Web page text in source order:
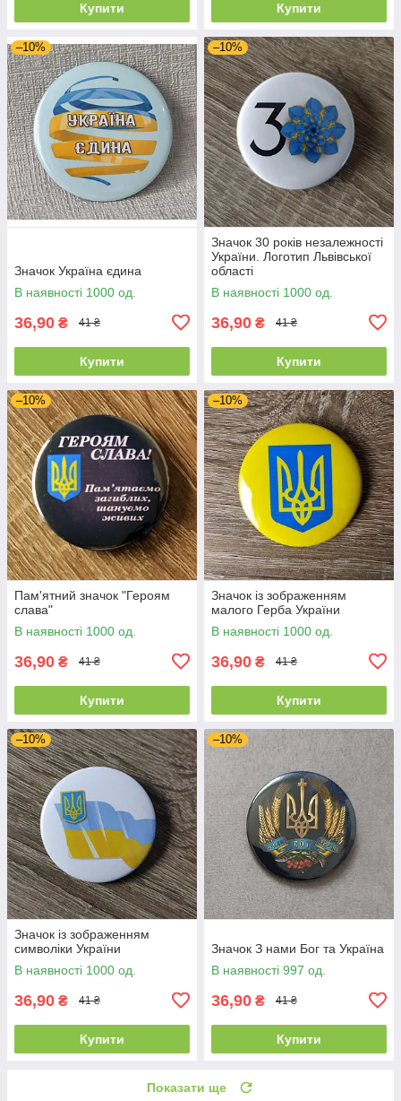
Купити Купити
–10%
Значок Україна єдина
В наявності 1000 од.
36,90 ₴ 41 ₴
Купити
–10%
Значок 30 років незалежності
України. Логотип Львівської
області
В наявності 1000 од.
36,90 ₴ 41 ₴
Купити
–10%
Пам'ятний значок "Героям
слава"
В наявності 1000 од.
36,90 ₴ 41 ₴
Купити
–10%
Значок із зображенням
малого Герба України
В наявності 1000 од.
36,90 ₴ 41 ₴
Купити
–10%
Значок із зображенням
символіки України
В наявності 1000 од.
36,90 ₴ 41 ₴
Купити
–10%
Значок З нами Бог та Україна
В наявності 997 од.
36,90 ₴ 41 ₴
Купити
Показати ще